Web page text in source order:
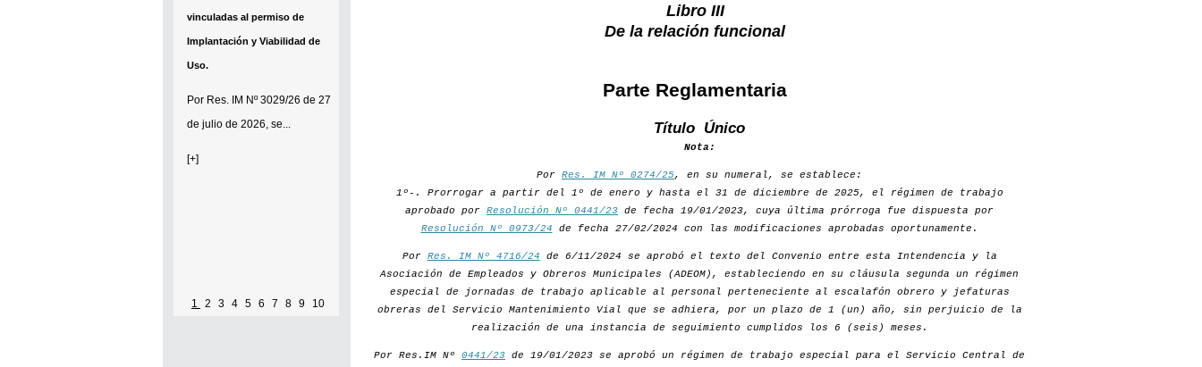
vinculadas al permiso de
Implantación y Viabilidad de
Uso.
Por Res. IM Nº 3029/26 de 27
de julio de 2026, se...
[+]
1 2 3 4 5 6 7 8 9 10
Libro III
De la relación funcional
Parte Reglamentaria
Título Único
Nota:
Por Res. IM Nº 0274/25, en su numeral, se establece:
1º-. Prorrogar a partir del 1º de enero y hasta el 31 de diciembre de 2025, el régimen de trabajo
aprobado por Resolución Nº 0441/23 de fecha 19/01/2023, cuya última prórroga fue dispuesta por
Resolución Nº 0973/24 de fecha 27/02/2024 con las modificaciones aprobadas oportunamente.
Por Res. IM Nº 4716/24 de 6/11/2024 se aprobó el texto del Convenio entre esta Intendencia y la
Asociación de Empleados y Obreros Municipales (ADEOM), estableciendo en su cláusula segunda un régimen
especial de jornadas de trabajo aplicable al personal perteneciente al escalafón obrero y jefaturas
obreras del Servicio Mantenimiento Vial que se adhiera, por un plazo de 1 (un) año, sin perjuicio de la
realización de una instancia de seguimiento cumplidos los 6 (seis) meses.
Por Res.IM Nº 0441/23 de 19/01/2023 se aprobó un régimen de trabajo especial para el Servicio Central de